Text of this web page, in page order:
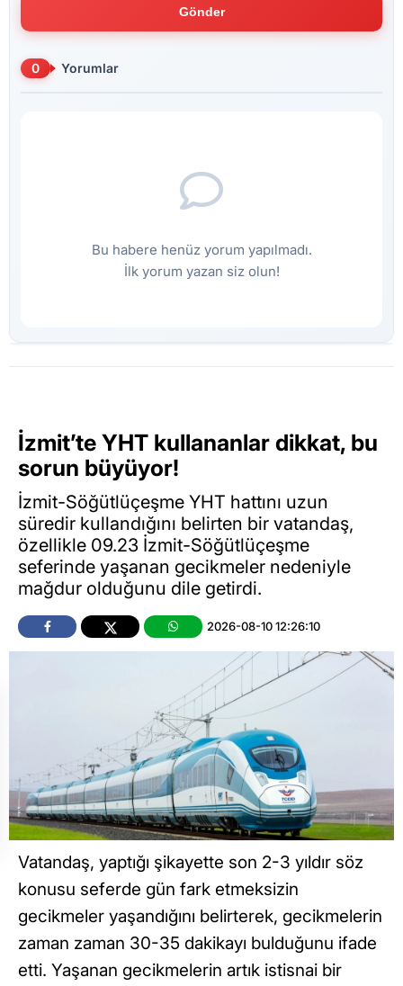
Gönder
0 Yorumlar
Bu habere henüz yorum yapılmadı.
İlk yorum yazan siz olun!
İzmit’te YHT kullananlar dikkat, bu
sorun büyüyor!
İzmit-Söğütlüçeşme YHT hattını uzun
süredir kullandığını belirten bir vatandaş,
özellikle 09.23 İzmit-Söğütlüçeşme
seferinde yaşanan gecikmeler nedeniyle
mağdur olduğunu dile getirdi.
2026-08-10 12:26:10
Vatandaş, yaptığı şikayette son 2-3 yıldır söz
konusu seferde gün fark etmeksizin
gecikmeler yaşandığını belirterek, gecikmelerin
zaman zaman 30-35 dakikayı bulduğunu ifade
etti. Yaşanan gecikmelerin artık istisnai bir